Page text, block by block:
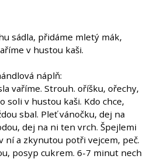
sádla, přidáme mletý mák,
v hustou kaši.
náplň:
vaříme. Strouh. oříšku, ořechy,
soli v hustou kaši. Kdo chce,
sbal. Pleť vánočku, dej na
dej na ni ten vrch. Špejlemi
ní a zkynutou potři vejcem, peč.
posyp cukrem. 6-7 minut nech